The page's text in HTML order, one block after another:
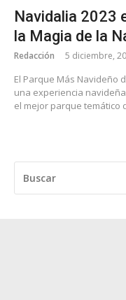
Navidalia 2023
la Magia de la
Redacción 5 diciembre,
El Parque Más Navideño
una experiencia
el mejor parque temático